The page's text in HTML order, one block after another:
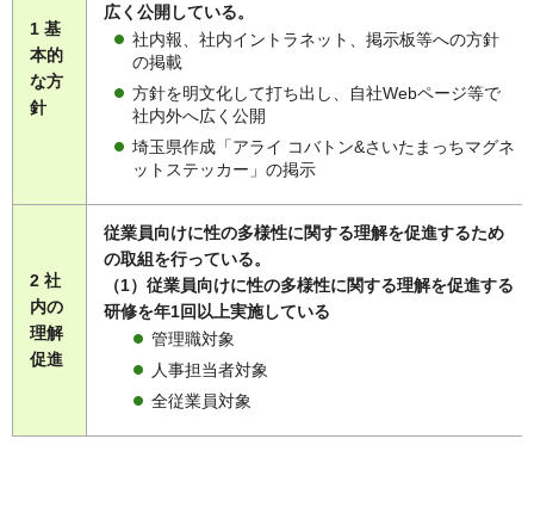
1 基
本的
な方
針
広く公開している。
社内報、社内イントラネット、掲示板等への方針
の掲載
方針を明文化して打ち出し、自社Webページ等で
社内外へ広く公開
埼玉県作成「アライ コバトン&さいたまっちマグネ
ットステッカー」の掲示
2 社
内の
理解
促進
従業員向けに性の多様性に関する理解を促進するため
の取組を行っている。
（1）従業員向けに性の多様性に関する理解を促進する
研修を年1回以上実施している
管理職対象
人事担当者対象
全従業員対象